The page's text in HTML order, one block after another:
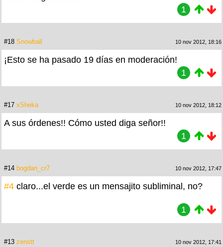
1
#18 Snowball 10 nov 2012, 18:16
¡Esto se ha pasado 19 días en moderación!
1
#17 xSheka 10 nov 2012, 18:12
A sus órdenes!! Cómo usted diga señor!!
1
#14 bogdan_cr7 10 nov 2012, 17:47
#4 claro...el verde es un mensajito subliminal, no?
1
#13 zenstt 10 nov 2012, 17:41